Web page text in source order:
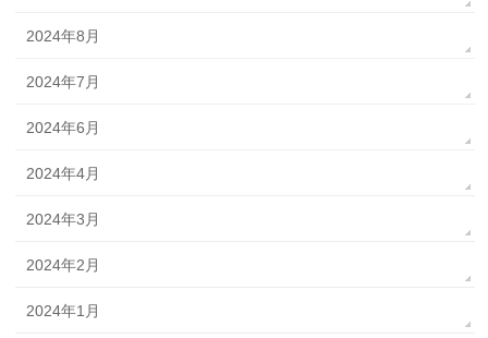
2024年8月
2024年7月
2024年6月
2024年4月
2024年3月
2024年2月
2024年1月